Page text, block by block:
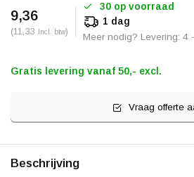
9,36
(11,33 Incl. btw)
30 op voorraad
1 dag
Meer nodig? Levering: 4
Gratis levering vanaf 50,- excl.
Vraag offerte
Beschrijving